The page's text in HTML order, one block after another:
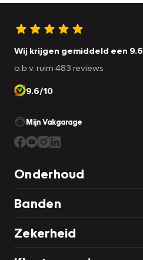
Wij krijgen gemiddeld een 9.6
o.b.v. ruim 483 reviews
9.6/10
Mijn Vakgarage
Onderhoud
Banden
Zekerheid